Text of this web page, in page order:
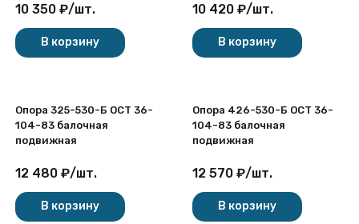
10 350 ₽/шт.
В корзину
10 420 ₽/шт.
В корзину
Опора 325-530-Б ОСТ 36-
104-83 балочная
подвижная
12 480 ₽/шт.
В корзину
Опора 426-530-Б ОСТ 36-
104-83 балочная
подвижная
12 570 ₽/шт.
В корзину